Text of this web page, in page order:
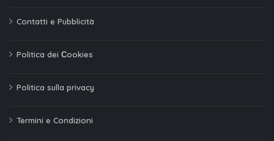
Contatti e Pubblicità
Politica dei Сookies
Politica sulla privacy
Termini e Condizioni